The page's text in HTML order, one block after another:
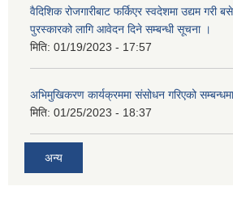
वैदिशिक रोजगारीबाट फर्किएर स्वदेशमा उद्यम गरी
पुरस्कारको लागि आवेदन दिने सम्बन्धी सूचना ।
मिति: 01/19/2023 - 17:57
अभिमुखिकरण कार्यक्रममा संसोधन गरिएको
मिति: 01/25/2023 - 18:37
अन्य